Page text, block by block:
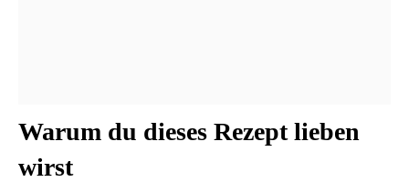
Warum du dieses Rezept lieben
wirst